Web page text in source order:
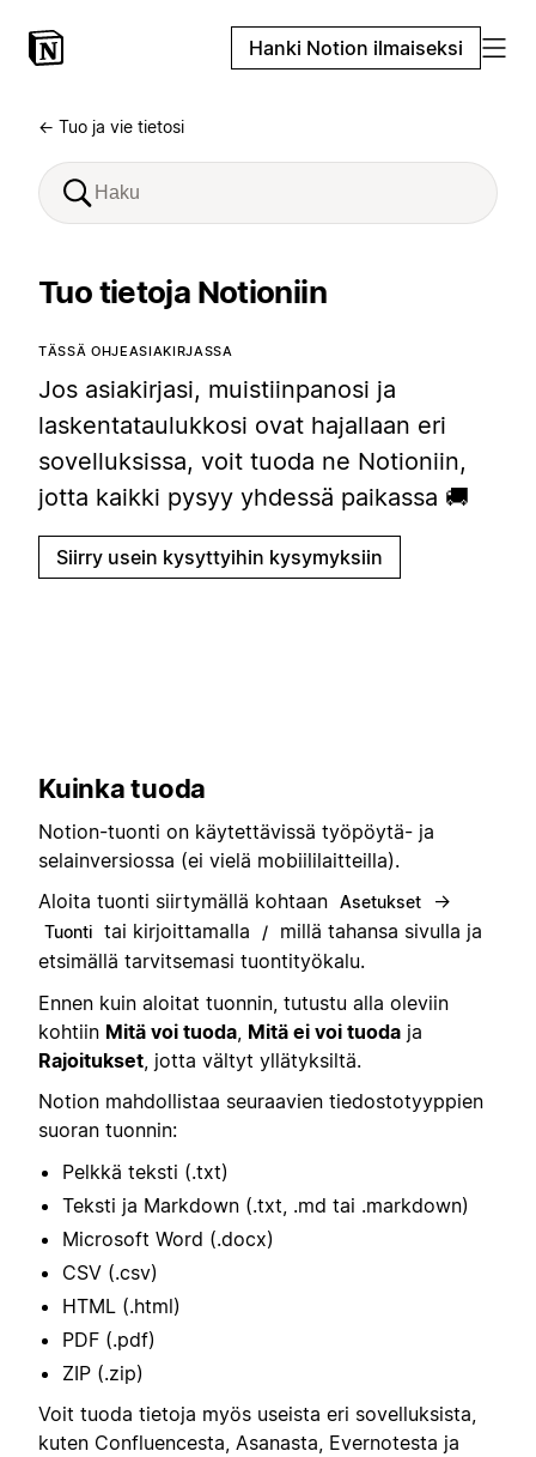
Hanki Notion ilmaiseksi
← Tuo ja vie tietosi
Tuo tietoja Notioniin
TÄSSÄ OHJEASIAKIRJASSA
Jos asiakirjasi, muistiinpanosi ja
laskentataulukkosi ovat hajallaan eri
sovelluksissa, voit tuoda ne Notioniin,
jotta kaikki pysyy yhdessä paikassa 🚚
Siirry usein kysyttyihin kysymyksiin
Kuinka tuoda
Notion-tuonti on käytettävissä työpöytä- ja
selainversiossa (ei vielä mobiililaitteilla).
Aloita tuonti siirtymällä kohtaan Asetukset →
Tuonti tai kirjoittamalla /
millä tahansa sivulla ja
etsimällä tarvitsemasi tuontityökalu.
Ennen kuin aloitat tuonnin, tutustu alla oleviin
kohtiin Mitä voi tuoda Mitä ei voi tuoda ja
Rajoitukset , jotta vältyt yllätyksiltä.
Notion mahdollistaa seuraavien tiedostotyyppien
suoran tuonnin:
Pelkkä teksti (.txt)
Teksti ja Markdown (.txt, .md tai .markdown)
Microsoft Word (.docx)
CSV (.csv)
HTML (.html)
PDF (.pdf)
ZIP (.zip)
Voit tuoda tietoja myös useista eri sovelluksista,
kuten Confluencesta, Asanasta, Evernotesta ja